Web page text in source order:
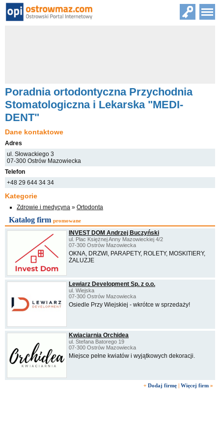
Poradnia ortodontyczna Przychodnia
Stomatologiczna i Lekarska "MEDI-
DENT"
Dane kontaktowe
Adres
ul. Słowackiego 3
07-300 Ostrów Mazowiecka
Telefon
+48 29 644 34 34
Kategorie
Zdrowie i medycyna » Ortodonta
Katalog firm promowane
INVEST DOM Andrzej Buczyński
ul. Plac Księżnej Anny Mazowieckiej 4/2
07-300 Ostrów Mazowiecka
OKNA, DRZWI, PARAPETY, ROLETY, MOSKITIERY,
ŻALUZJE
Lewiarz Development Sp. z o.o.
ul. Wiejska
07-300 Ostrów Mazowiecka
Osiedle Przy Wiejskiej - wkrótce w sprzedaży!
Kwiaciarnia Orchidea
ul. Stefana Batorego 19
07-300 Ostrów Mazowiecka
Miejsce pełne kwiatów i wyjątkowych dekoracji.
+ Dodaj firmę | Więcej firm »